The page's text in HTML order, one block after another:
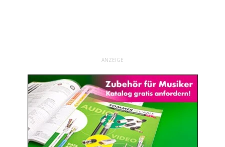
ANZEIGE